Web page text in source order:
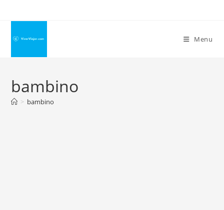
conteúdo
Menu
bambino
> bambino